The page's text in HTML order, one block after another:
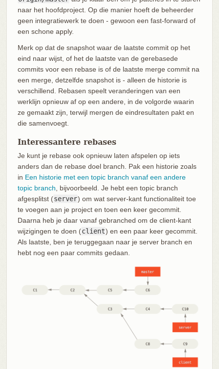
naar het hoofdproject. Op die manier hoeft de beheerder
geen integratiewerk te doen - gewoon een fast-forward of
een schone apply.
Merk op dat de snapshot waar de laatste commit op het
eind naar wijst, of het de laatste van de gerebasede
commits voor een rebase is of de laatste merge commit na
een merge, detzelfde snapshot is - alleen de historie is
verschillend. Rebasen speelt veranderingen van een
werklijn opnieuw af op een andere, in de volgorde waarin
ze gemaakt zijn, terwijl mergen de eindresultaten pakt en
die samenvoegt.
Interessantere rebases
Je kunt je rebase ook opnieuw laten afspelen op iets
anders dan de rebase doel branch. Pak een historie zoals
in Een historie met een topic branch vanaf een andere
topic branch , bijvoorbeeld. Je hebt een topic branch
afgesplitst (server) om wat server-kant functionaliteit toe
te voegen aan je project en toen een keer gecommit.
Daarna heb je daar vanaf gebranched om de client-kant
wijzigingen te doen (client) en een paar keer gecommit.
Als laatste, ben je teruggegaan naar je server branch en
hebt nog een paar commits gedaan.